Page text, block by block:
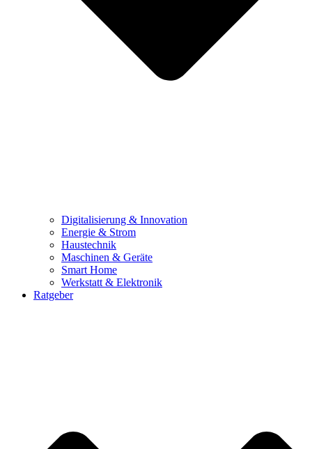
Digitalisierung & Innovation
Energie & Strom
Haustechnik
Maschinen & Geräte
Smart Home
Werkstatt & Elektronik
Ratgeber